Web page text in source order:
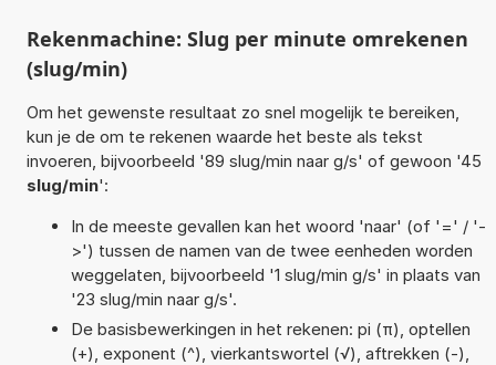
Rekenmachine: Slug per minute omrekenen
(slug/min)
Om het gewenste resultaat zo snel mogelijk te bereiken,
kun je de om te rekenen waarde het beste als tekst
invoeren, bijvoorbeeld '89 slug/min naar g/s' of gewoon '45
slug/min':
In de meeste gevallen kan het woord 'naar' (of '=' / '-
>') tussen de namen van de twee eenheden worden
weggelaten, bijvoorbeeld '1 slug/min g/s' in plaats van
'23 slug/min naar g/s'.
De basisbewerkingen in het rekenen: pi (π), optellen
(+), exponent (^), vierkantswortel (√), aftrekken (-),